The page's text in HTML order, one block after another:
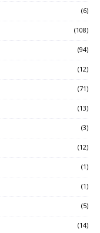
(6)
(108)
(94)
(12)
(71)
(13)
(3)
(12)
(1)
(1)
(5)
(14)